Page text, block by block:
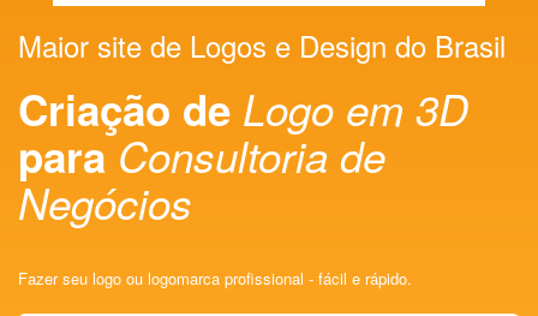
Maior site de Logos e Design do Brasil
Criação de Logo em 3D
para Consultoria de
Negócios
Fazer seu logo ou logomarca profissional - fácil e rápido.